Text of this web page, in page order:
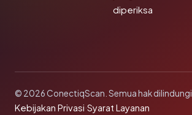
diperiksa
© 2026 ConectiqScan. Semua hak dilindungi.
Kebijakan Privasi·Syarat Layanan